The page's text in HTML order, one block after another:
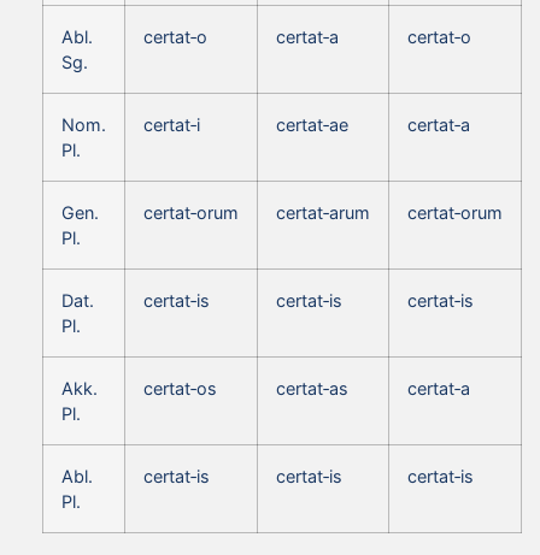
Abl.
Sg.
certat‑o certat‑a certat‑o
Nom.
Pl.
certat‑i certat‑ae certat‑a
Gen.
Pl.
certat‑orum certat‑arum certat‑orum
Dat.
Pl.
certat‑is certat‑is certat‑is
Akk.
Pl.
certat‑os certat‑as certat‑a
Abl.
Pl.
certat‑is certat‑is certat‑is